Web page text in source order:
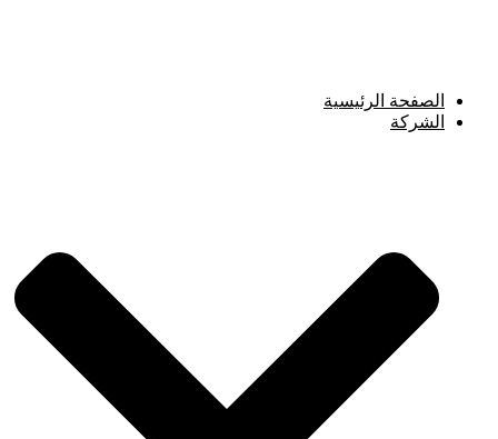
الصفحة الرئيسية
الشركة